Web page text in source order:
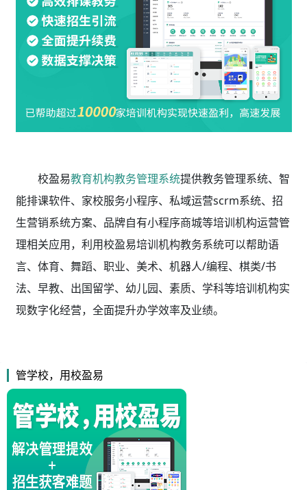
校盈易教育机构教务管理系统提供教务管理系统、智
能排课软件、家校服务小程序、私域运营scrm系统、招
生营销系统方案、品牌自有小程序商城等培训机构运营管
理相关应用，利用校盈易培训机构教务系统可以帮助语
言、体育、舞蹈、职业、美术、机器人/编程、棋类/书
法、早教、出国留学、幼儿园、素质、学科等培训机构实
现数字化经营，全面提升办学效率及业绩。
管学校，用校盈易